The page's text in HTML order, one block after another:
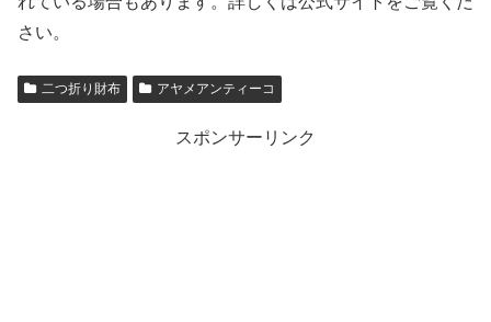
さい。
二つ折り財布 アヤメアンティーコ
スポンサーリンク